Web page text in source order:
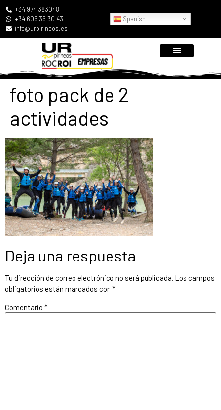
+34 974 383048
+34 606 36 30 43
info@urpirineos.es
Spanish
foto pack de 2
actividades
Deja una respuesta
Tu dirección de correo electrónico no será publicada. Los campos
obligatorios están marcados con *
Comentario *